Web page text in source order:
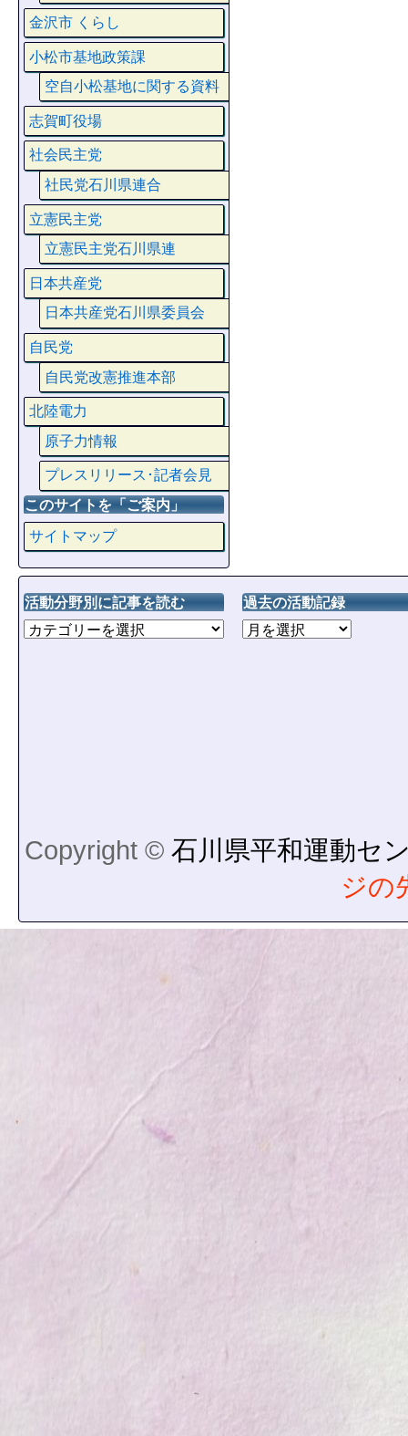
金沢市 くらし
小松市基地政策課
空自小松基地に関する資料
志賀町役場
社会民主党
社民党石川県連合
立憲民主党
立憲民主党石川県連
日本共産党
日本共産党石川県委員会
自民党
自民党改憲推進本部
北陸電力
原子力情報
プレスリリース･記者会見
このサイトを「ご案内」
サイトマップ
活動分野別に記事を読む 過去の活動記録
Copyright © 石川県平和運動セ
ジの